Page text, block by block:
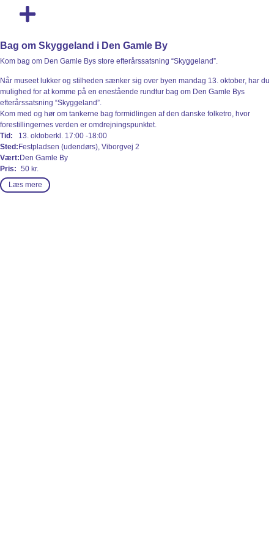
Bag om Skyggeland i Den Gamle By
Kom bag om Den Gamle Bys store efterårssatsning “Skyggeland”.
Når museet lukker og stilheden sænker sig over byen mandag 13. oktober, har du
mulighed for at komme på en enestående rundtur bag om Den Gamle Bys
efterårssatsning “Skyggeland”.
Kom med og hør om tankerne bag formidlingen af den danske folketro, hvor
forestillingernes verden er omdrejningspunktet.
Tid:
13. oktoberkl. 17:00 -18:00
Sted: Festpladsen (udendørs), Viborgvej 2
Vært: Den Gamle By
Pris: 50 kr.
Læs mere